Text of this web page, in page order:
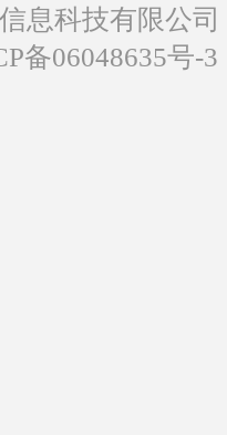
息科技有限公
备06048635号-3